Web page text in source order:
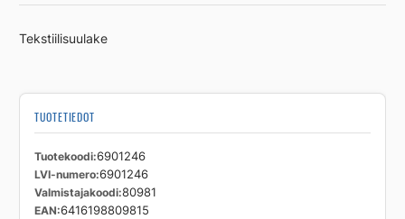
Tekstiilisuulake
TUOTETIEDOT
Tuotekoodi 6901246
LVI-numero 6901246
Valmistajakoodi 80981
EAN 6416198809815